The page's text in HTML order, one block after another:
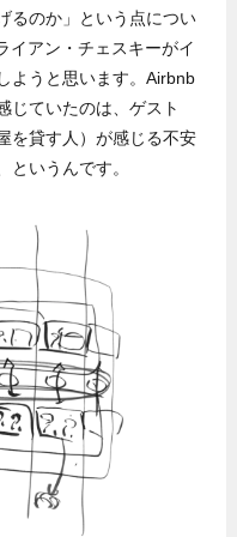
るのか」という点につい
イアン・チェスキーがイ
ようと思います。Airbnb
じていたのは、ゲスト
を貸す人）が感じる不安
というんです。